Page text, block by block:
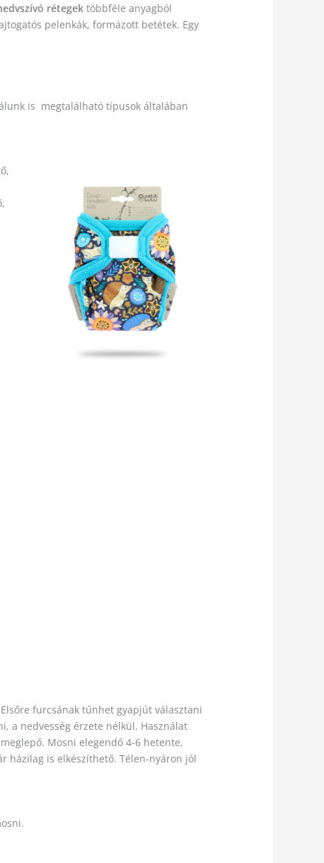
rétegek többféle anyagból
pelenkák, formázott betétek. Egy
is megtalálható típusok általában
furcsának tűnhet gyapjút választani
a nedvesség érzete nélkül. Használat
Mosni elegendő 4-6 hetente,
házilag is elkészíthető. Télen-nyáron jól